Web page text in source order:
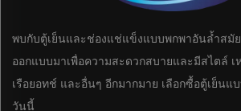
พบกับตู้เย็นและช่องแช่แข็งแบบพกพาอันล้ำสมั
ออกแบบมาเพื่อความสะดวกสบายและมีสไตล์
เรือยอทช์ และอื่นๆ อีกมากมาย เลือกซื้อตู้เย็น
วันนี้